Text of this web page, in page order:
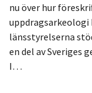
nu över hur
uppdragsarkeologi
länsstyrelserna
en del av Sveriges
I…